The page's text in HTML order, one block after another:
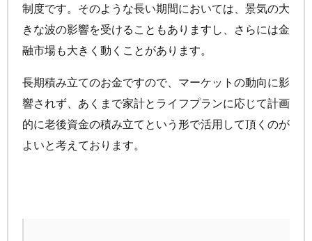
制度です。そのような長い期間においては、景気の大
きな波の影響を受けることもありますし、さらには金
融市場も大きく動くことがあります。
長期積み立てのお金ですので、マーケットの動向に影
響されず、あくまで家計とライフプランに応じて計画
的に老後資金の積み立てという形で活用して頂くのが
よいと考えております。